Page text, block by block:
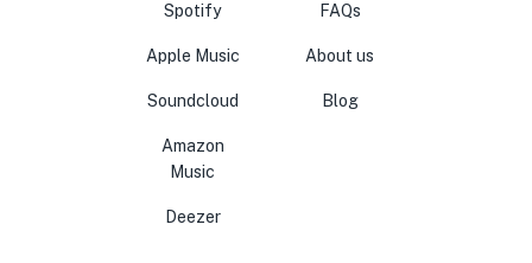
Spotify
Apple Music
Soundcloud
Amazon
Music
Deezer
FAQs
About us
Blog